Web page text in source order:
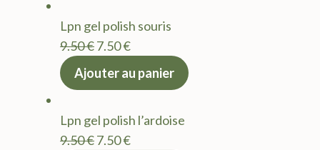
9.50 €.7.50 €.
Lpn gel polish souris
9.50€Le
prix
9.50 €.
7.50€Le
actuel
7.50 €.
Ajouter au panier
Lpn gel polish l’ardoise
9.50€Le
7.50€Le